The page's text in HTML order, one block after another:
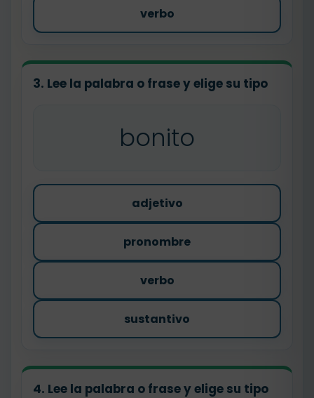
verbo
3. Lee la palabra o frase y elige su tipo
bonito
adjetivo
pronombre
verbo
sustantivo
4. Lee la palabra o frase y elige su tipo